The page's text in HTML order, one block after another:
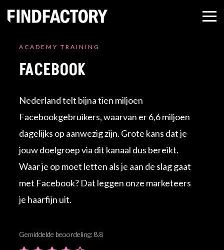
ACADEMY TRAINING
FACEBOOK
Nederland telt bijna tien miljoen
Facebookgebruikers, waarvan er 6,6 miljoen
dagelijks op aanwezig zijn. Grote kans dat je
jouw doelgroep via dit kanaal dus bereikt.
Waar je op moet letten als je aan de slag gaat
met Facebook? Dat leggen onze marketeers
je haarfijn uit.
Gemiddelde beoordeling: 8.8